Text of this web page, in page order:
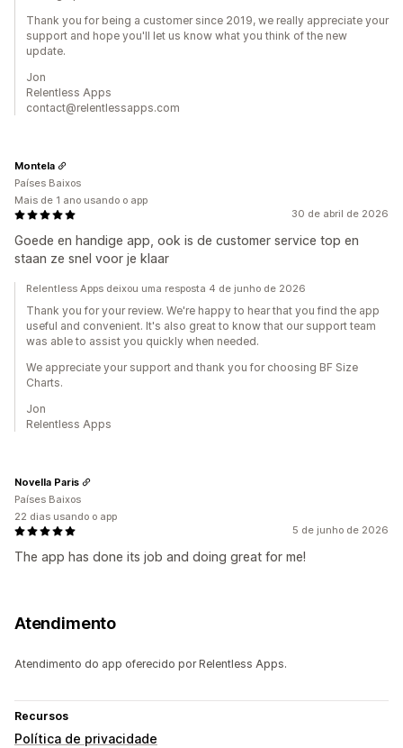
Thank you for being a customer since 2019, we really appreciate your
support and hope you'll let us know what you think of the new
update.
Jon
Relentless Apps
contact@relentlessapps.com
30 de abril de 2026
Goede en handige app, ook is de customer service top en
staan ze snel voor je klaar
Montela
Países Baixos
Mais de 1 ano usando o app
Relentless Apps deixou uma resposta 4 de junho de 2026
Thank you for your review. We're happy to hear that you find the app
useful and convenient. It's also great to know that our support team
was able to assist you quickly when needed.
We appreciate your support and thank you for choosing BF Size
Charts.
Jon
Relentless Apps
5 de junho de 2026
The app has done its job and doing great for me!
Novella Paris
Países Baixos
22 dias usando o app
Atendimento
Atendimento do app oferecido por Relentless Apps.
Recursos
Política de privacidade